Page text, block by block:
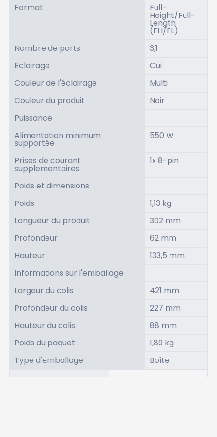
Format
Full-
Height/Full-
Length
(FH/FL)
Nombre de ports
3,1
Éclairage
Oui
Couleur de l'éclairage
Multi
Couleur du produit
Noir
Puissance
Alimentation minimum
supportée
550 W
Prises de courant
supplementaires
1x 8-pin
Poids et dimensions
Poids
1,13 kg
Longueur du produit
302 mm
Profondeur
62 mm
Hauteur
133,5 mm
Informations sur l'emballage
Largeur du colis
421 mm
Profondeur du colis
227 mm
Hauteur du colis
88 mm
Poids du paquet
1,89 kg
Type d'emballage
Boîte